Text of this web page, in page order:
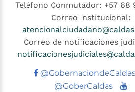
Teléfono Conmutador: +57 68
Correo Institucional:
Correo de notificaciones
@GobernaciondeCaldas
@GoberCaldas